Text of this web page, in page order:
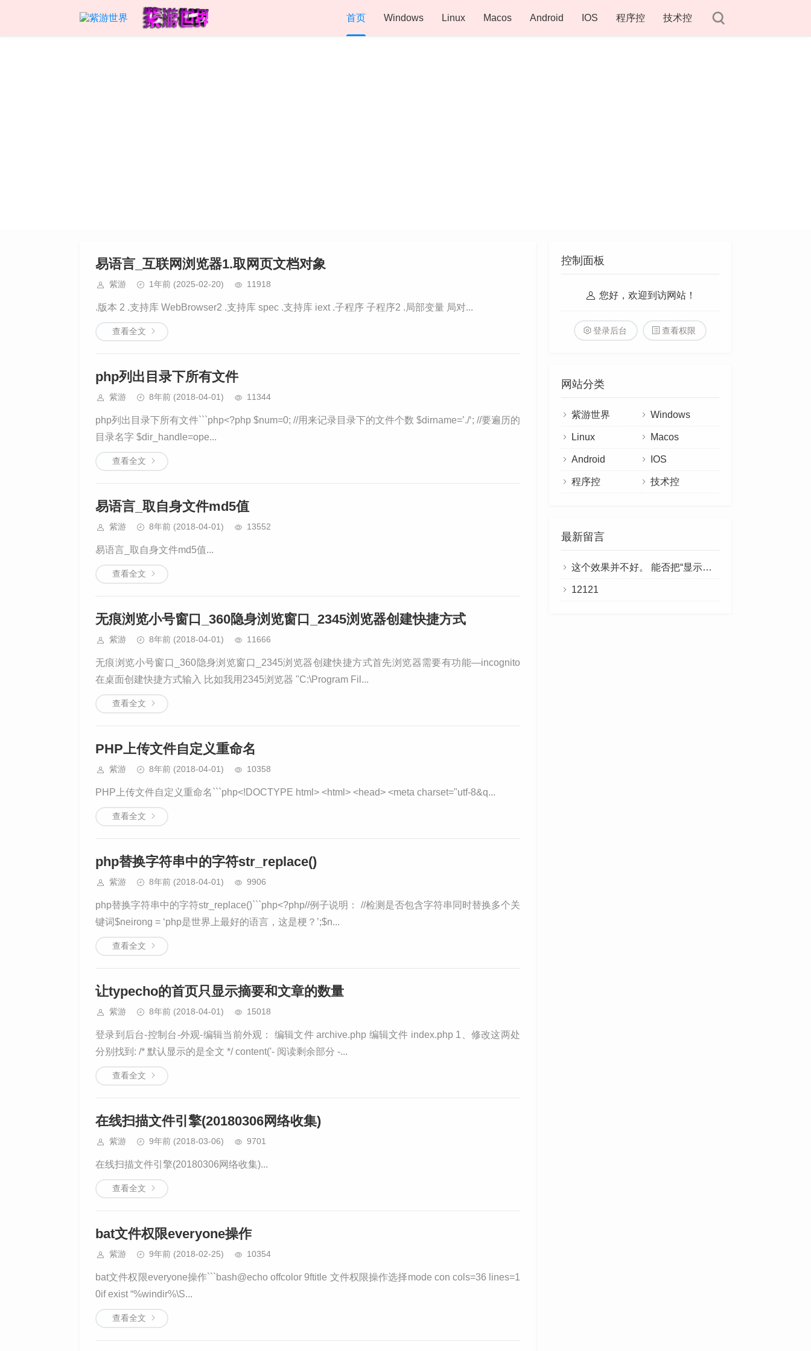
首页 Windows Linux Macos Android IOS 程序控 技术控
易语言_互联网浏览器1.取网页文档对象
紫游 1年前 (2025-02-20) 11918
.版本 2 .支持库 WebBrowser2 .支持库 spec .支持库 iext .子程序 子程序2 .局部变量 局对...
查看全文
php列出目录下所有文件
紫游 8年前 (2018-04-01) 11344
php列出目录下所有文件```php<?php $num=0; //用来记录目录下的文件个数 $dirname=’./‘; //要遍历的
目录名字 $dir_handle=ope...
查看全文
易语言_取自身文件md5值
紫游 8年前 (2018-04-01) 13552
易语言_取自身文件md5值...
查看全文
无痕浏览小号窗口_360隐身浏览窗口_2345浏览器创建快捷方式
紫游 8年前 (2018-04-01) 11666
无痕浏览小号窗口_360隐身浏览窗口_2345浏览器创建快捷方式首先浏览器需要有功能—incognito
在桌面创建快捷方式输入 比如我用2345浏览器 "C:\Program Fil...
查看全文
PHP上传文件自定义重命名
紫游 8年前 (2018-04-01) 10358
PHP上传文件自定义重命名```php<!DOCTYPE html> <html> <head> <meta charset="utf-8&q...
查看全文
php替换字符串中的字符str_replace()
紫游 8年前 (2018-04-01) 9906
php替换字符串中的字符str_replace()```php<?php//例子说明： //检测是否包含字符串同时替换多个关
键词$neirong = ‘php是世界上最好的语言，这是梗？’;$n...
查看全文
让typecho的首页只显示摘要和文章的数量
紫游 8年前 (2018-04-01) 15018
登录到后台-控制台-外观-编辑当前外观： 编辑文件 archive.php 编辑文件 index.php 1、修改这两处
分别找到: /* 默认显示的是全文 */ content('- 阅读剩余部分 -...
查看全文
在线扫描文件引擎(20180306网络收集)
紫游 9年前 (2018-03-06) 9701
在线扫描文件引擎(20180306网络收集)...
查看全文
bat文件权限everyone操作
紫游 9年前 (2018-02-25) 10354
bat文件权限everyone操作```bash@echo offcolor 9ftitle 文件权限操作选择mode con cols=36 lines=1
0if exist “%windir%\S...
查看全文
控制面板
您好，欢迎到访网站！
登录后台 查看权限
网站分类
紫游世界 Windows
Linux Macos
Android IOS
程序控 技术控
最新留言
这个效果并不好。 能否把“显示剩余部分”做成链接，点击即可阅读全文？
12121